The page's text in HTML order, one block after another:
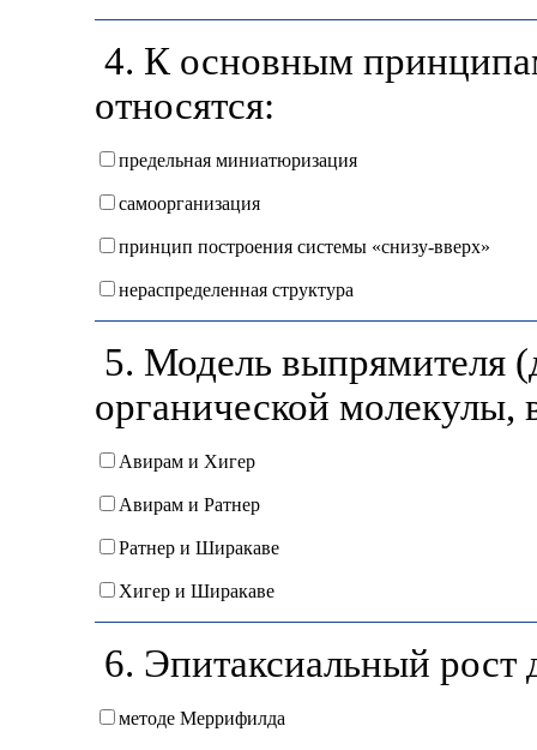
4. К основным
относятся:
предельная миниатюризация
самоорганизация
принцип построения системы «снизу-вверх»
нераспределенная структура
5. Модель выпрямителя
органической молекулы,
Авирам и Хигер
Авирам и Ратнер
Ратнер и Ширакаве
Хигер и Ширакаве
6. Эпитаксиальный рост
методе Меррифилда